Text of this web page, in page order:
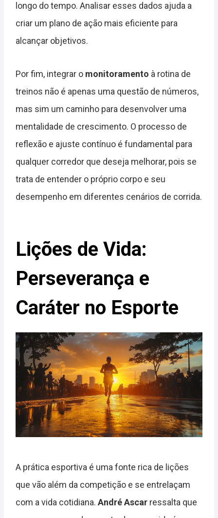
longo do tempo. Analisar esses dados ajuda a
criar um plano de ação mais eficiente para
alcançar objetivos.
Por fim, integrar o monitoramento à rotina de
treinos não é apenas uma questão de números,
mas sim um caminho para desenvolver uma
mentalidade de crescimento. O processo de
reflexão e ajuste contínuo é fundamental para
qualquer corredor que deseja melhorar, pois se
trata de entender o próprio corpo e seu
desempenho em diferentes cenários de corrida.
Lições de Vida:
Perseverança e
Caráter no Esporte
A prática esportiva é uma fonte rica de lições
que vão além da competição e se entrelaçam
com a vida cotidiana. André Ascar ressalta que